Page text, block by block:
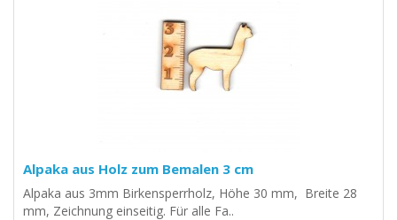
Alpaka aus Holz zum Bemalen 3 cm
Alpaka aus 3mm Birkensperrholz, Höhe 30 mm, Breite 28
mm, Zeichnung einseitig. Für alle Fa..